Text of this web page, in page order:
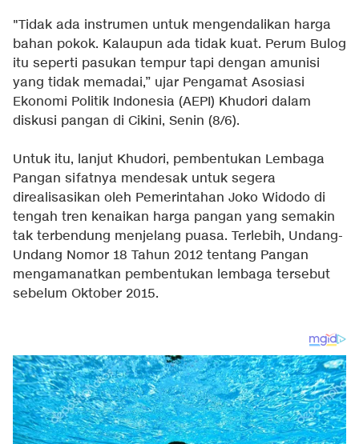
"Tidak ada instrumen untuk mengendalikan harga
bahan pokok. Kalaupun ada tidak kuat. Perum Bulog
itu seperti pasukan tempur tapi dengan amunisi
yang tidak memadai,” ujar Pengamat Asosiasi
Ekonomi Politik Indonesia (AEPI) Khudori dalam
diskusi pangan di Cikini, Senin (8/6).
Untuk itu, lanjut Khudori, pembentukan Lembaga
Pangan sifatnya mendesak untuk segera
direalisasikan oleh Pemerintahan Joko Widodo di
tengah tren kenaikan harga pangan yang semakin
tak terbendung menjelang puasa. Terlebih, Undang-
Undang Nomor 18 Tahun 2012 tentang Pangan
mengamanatkan pembentukan lembaga tersebut
sebelum Oktober 2015.